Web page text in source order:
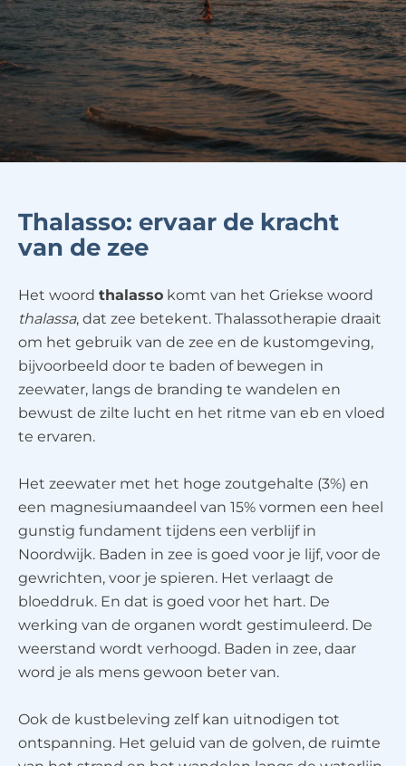
Thalasso: ervaar de kracht
van de zee
Het woord thalasso komt van het Griekse woord
thalassa, dat zee betekent. Thalassotherapie draait
om het gebruik van de zee en de kustomgeving,
bijvoorbeeld door te baden of bewegen in
zeewater, langs de branding te wandelen en
bewust de zilte lucht en het ritme van eb en vloed
te ervaren.
Het zeewater met het hoge zoutgehalte (3%) en
een magnesiumaandeel van 15% vormen een heel
gunstig fundament tijdens een verblijf in
Noordwijk. Baden in zee is goed voor je lijf, voor de
gewrichten, voor je spieren. Het verlaagt de
bloeddruk. En dat is goed voor het hart. De
werking van de organen wordt gestimuleerd. De
weerstand wordt verhoogd. Baden in zee, daar
word je als mens gewoon beter van.
Ook de kustbeleving zelf kan uitnodigen tot
ontspanning. Het geluid van de golven, de ruimte